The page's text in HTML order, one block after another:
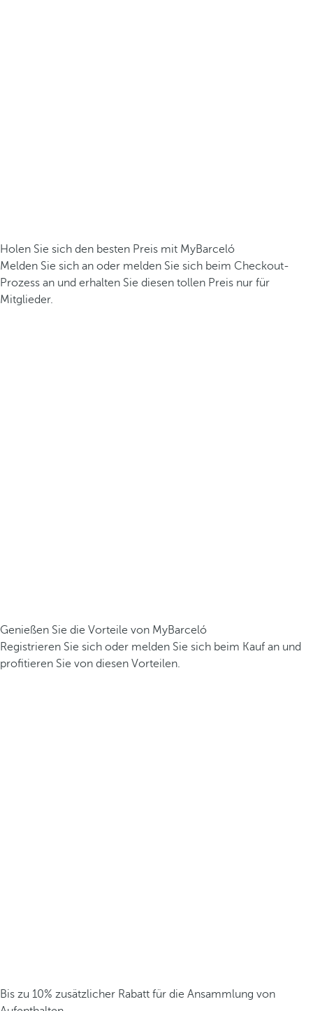
Holen Sie sich den besten Preis mit MyBarceló
Melden Sie sich an oder melden Sie sich beim Checkout-
Prozess an und erhalten Sie diesen tollen Preis nur für
Mitglieder.
Genießen Sie die Vorteile von MyBarceló
Registrieren Sie sich oder melden Sie sich beim Kauf an und
profitieren Sie von diesen Vorteilen.
Bis zu 10% zusätzlicher Rabatt für die Ansammlung von